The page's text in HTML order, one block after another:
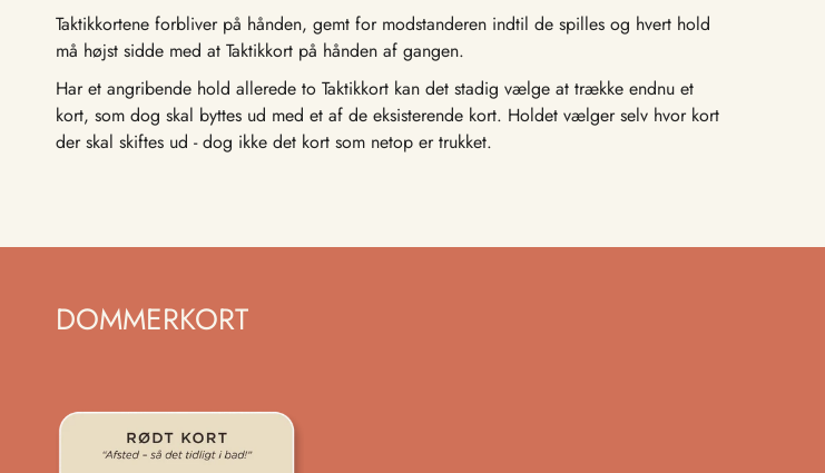
Taktikkortene forbliver på hånden, gemt for modstanderen indtil de spilles og hvert hold
må højst sidde med at Taktikkort på hånden af ​​gangen.
Har et angribende hold allerede to Taktikkort kan det stadig vælge at trække endnu et
kort, som dog skal byttes ud med et af de eksisterende kort. Holdet vælger selv hvor kort
der skal skiftes ud - dog ikke det kort som netop er trukket.
DOMMERKORT